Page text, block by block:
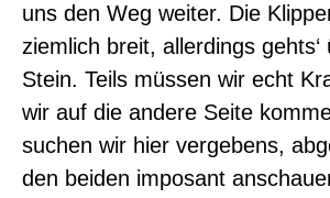
uns den Weg weiter. Die
ziemlich breit, allerdings
Stein. Teils müssen wir echt
wir auf die andere Seite
suchen wir hier vergebens,
den beiden imposant